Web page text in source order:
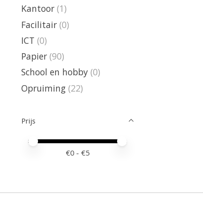
Kantoor (1)
Facilitair (0)
ICT (0)
Papier (90)
School en hobby (0)
Opruiming (22)
Prijs
Minimale prijswaarde
Price maximum value
€0 - €5